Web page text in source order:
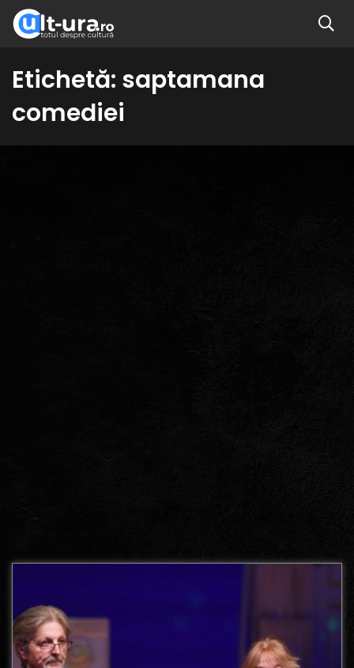
Etichetă: saptamana
comediei